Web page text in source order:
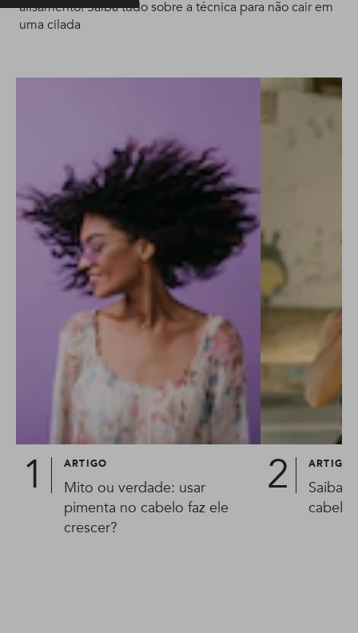
alisamento! Saiba tudo sobre a técnica para não cair em
uma cilada
ARTIGO
Mito ou verdade: usar
pimenta no cabelo faz ele
crescer?
ARTIGO
Saiba
cabelo